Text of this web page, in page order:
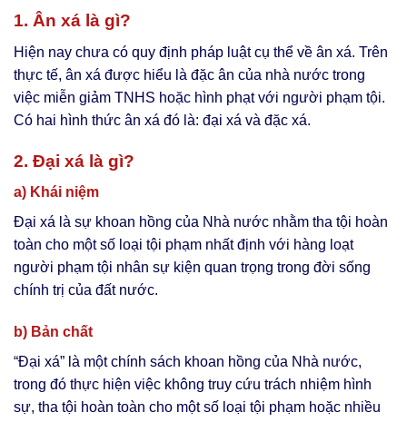
1. Ân xá là gì?
Hiện nay chưa có quy định pháp luật cụ thể về ân xá. Trên
thực tế, ân xá được hiểu là đặc ân của nhà nước trong
việc miễn giảm TNHS hoặc hình phạt với người phạm tội.
Có hai hình thức ân xá đó là: đại xá và đặc xá.
2. Đại xá là gì?
a) Khái niệm
Đại xá là sự khoan hồng của Nhà nước nhằm tha tội hoàn
toàn cho một số loại tội phạm nhất định với hàng loạt
người phạm tội nhân sự kiện quan trọng trong đời sống
chính trị của đất nước.
b) Bản chất
“Đại xá” là một chính sách khoan hồng của Nhà nước,
trong đó thực hiện việc không truy cứu trách nhiệm hình
sự, tha tội hoàn toàn cho một số loại tội phạm hoặc nhiều